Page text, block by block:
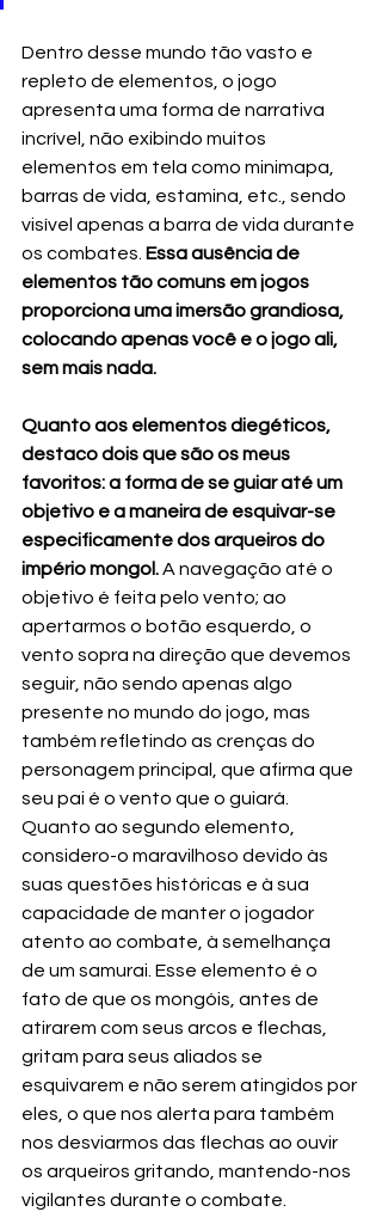
Dentro desse mundo tão vasto e
repleto de elementos, o jogo
apresenta uma forma de narrativa
incrível, não exibindo muitos
elementos em tela como minimapa,
barras de vida, estamina, etc., sendo
visível apenas a barra de vida durante
os combates. Essa ausência de
elementos tão comuns em jogos
proporciona uma imersão grandiosa,
colocando apenas você e o jogo ali,
sem mais nada.
Quanto aos elementos diegéticos,
destaco dois que são os meus
favoritos: a forma de se guiar até um
objetivo e a maneira de esquivar-se
especificamente dos arqueiros do
império mongol. A navegação até o
objetivo é feita pelo vento; ao
apertarmos o botão esquerdo, o
vento sopra na direção que devemos
seguir, não sendo apenas algo
presente no mundo do jogo, mas
também refletindo as crenças do
personagem principal, que afirma que
seu pai é o vento que o guiará.
Quanto ao segundo elemento,
considero-o maravilhoso devido às
suas questões históricas e à sua
capacidade de manter o jogador
atento ao combate, à semelhança
de um samurai. Esse elemento é o
fato de que os mongóis, antes de
atirarem com seus arcos e flechas,
gritam para seus aliados se
esquivarem e não serem atingidos por
eles, o que nos alerta para também
nos desviarmos das flechas ao ouvir
os arqueiros gritando, mantendo-nos
vigilantes durante o combate.